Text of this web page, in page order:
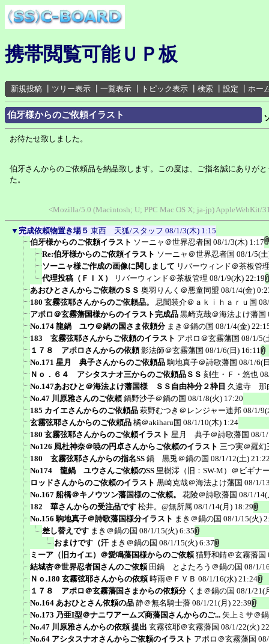
携帯閲覧可能ＵＰ板
新規投稿 ツリー表示 一覧表示 トピック表示 検索 設定 ホー
伯牙様からのご依頼イラスト
お待たせ致しました。
伯牙さんからのご依頼品を納品致します。この度は、ご指名誠にありが
た。
<Mozilla/5.0 (Macintosh; U; PPC Mac OS X; ja-jp) AppleWebKit/
▼ 完成依頼物置き場５ 東西 天狐/スタッフ 08/1/3(木) 1:15
伯牙様からのご依頼イラスト ソーニャ＠世界忍者国 08/1/3(木) 1:17
Re:伯牙様からのご依頼イラスト ソーニャ＠世界忍者国 08/1/5(
ソーニャ様ご作成の画像に関しまして リバーウィンド＠茶板管
代理投稿（ＦＩＸ）
リバーウィンド＠茶板管理 08/1/9(水) 22:19
あおひとさんからご依頼のＳＳ 奥羽りんく＠悪童同盟 08/1/4(金)
180 玄霧弦耶さんからのご依頼品。
忌闇装介＠ａｋｉｈａｒｕ国
アポロ＠玄霧藩国様からのイラスト完成品 黒崎克哉＠海法よけ藩国
No.174 龍鍋 ユウ＠鍋の国さま依頼分 まき＠鍋の国 08/1/4(金)
183 玄霧弦耶さんからご依頼のイラスト アポロ＠玄霧藩国 08/1/5(
１７８ アポロさんからの依頼 影法師＠玄霧藩国 08/1/6(日) 16:11
No.171 星月 典子さんからのご依頼品 駒地真子＠詩歌藩国 08/1/6(
Ｎｏ．６４ アシタスナオ三からのご依頼品ＳＳ 刻生・Ｆ・悠也
No.147あおひと＠海法よけ藩国様 ＳＳ自由枠分２枠目 久遠寺 那
No.47 川原雅さんのご依頼 鍋野沙子＠鍋の国 08/1/8(火) 17:20
185 カイエさんからのご依頼品 萩野むつき＠レンジャー連邦 08/1/9(
玄霧弦耶さんからのご依頼品 橘＠akiharu国 08/1/10(木) 1:24
180 玄霧弦耶さんからのご依頼イラスト 星月 典子＠詩歌藩国 08/
No126 風杜神奈＠暁の円卓さんからご依頼のイラスト 三つ実＠羅幻
180 玄霧弦耶さんからの指名SS 鍋 黒兎＠鍋の国 08/1/12(土)
No174 龍鍋 ユウさんご依頼のSS 里樹澪（旧：SW-M）＠ビギナ
ロッドさんからのご依頼のイラスト 黒崎克哉＠海法よけ藩国 08/1/
No.167 船橋＠キノウツン藩国様のご依頼。
花陵＠詩歌藩国 08/1/14(
182 華さんからの受注品です 松井。@無所属 08/1/14(月) 18:29
No.156 駒地真子＠詩歌藩国様分イラスト まき＠鍋の国 08/1/15(火)
差し替えです まき＠鍋の国 08/1/15(火) 6:35
おまけです（汗 まき＠鍋の国 08/1/15(火) 6:37
ミーア（旧カイエ）＠愛鳴藩国様からのご依頼 猫野和錆＠玄霧藩国
結城杏＠世界忍者国さんのご依頼 田鍋 とよたろう＠鍋の国 08/1/
Ｎｏ.180 玄霧弦耶さんからの依頼 時雨＠ＦＶＢ 08/1/16(水) 21:24
１７８ アポロ＠玄霧藩国さまからの依頼分 くま＠鍋の国 08/1/21(
No.164 あおひとさん依頼の品 静＠無名騎士藩 08/1/21(月) 22:39
No.173 乃亜I型＠ナニワアームズ商藩国さんからのご... 矢上ミサ＠
No.47 川原雅さんからの依頼 提出 玄霧弦耶＠玄霧藩国 08/1/22(火)
No.64 アシタスナオさんからご依頼のイラスト アポロ＠玄霧藩国